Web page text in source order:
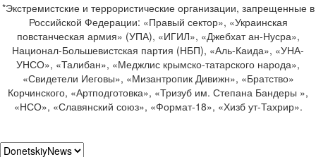
*Экстремистские и террористические организации, запрещенные в
Российской Федерации: «Правый сектор», «Украинская
повстанческая армия» (УПА), «ИГИЛ», «Джебхат ан-Нусра»,
Национал-Большевистская партия (НБП), «Аль-Каида», «УНА-
УНСО», «Талибан», «Меджлис крымско-татарского народа»,
«Свидетели Иеговы», «Мизантропик Дивижн», «Братство»
Корчинского, «Артподготовка», «Тризуб им. Степана Бандеры »,
«НСО», «Славянский союз», «Формат-18», «Хизб ут-Тахрир».